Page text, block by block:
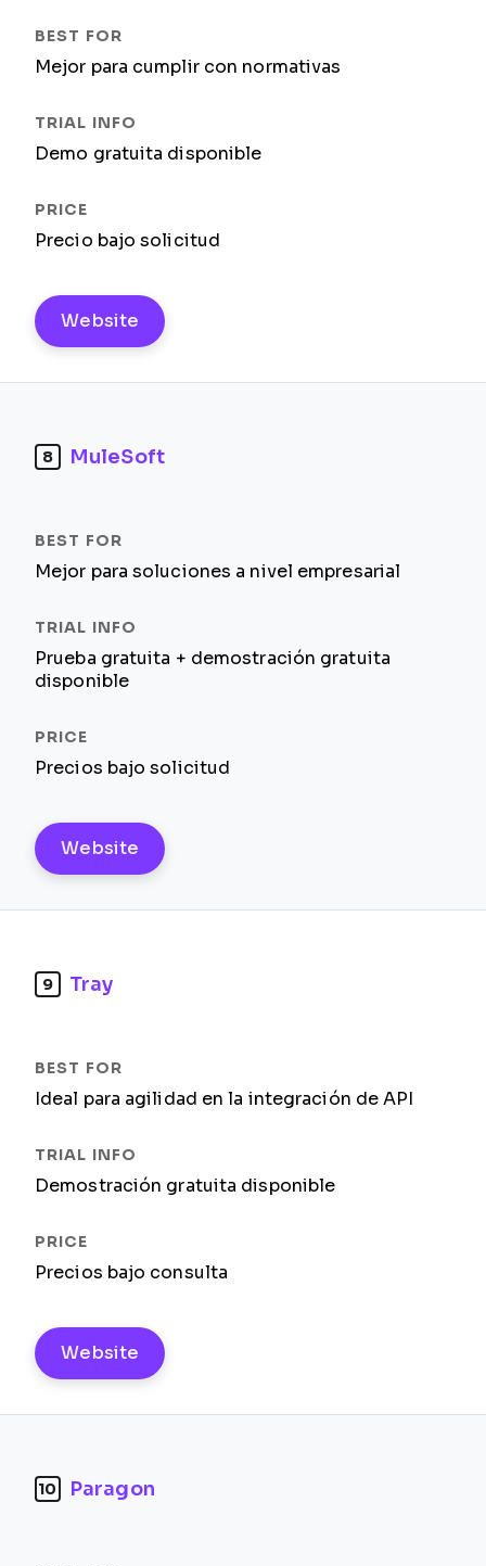
Mejor para cumplir con normativas
Demo gratuita disponible
Precio bajo solicitud
Website
8 MuleSoft
Mejor para soluciones a nivel empresarial
Prueba gratuita + demostración gratuita
disponible
Precios bajo solicitud
Website
9 Tray
Ideal para agilidad en la integración de API
Demostración gratuita disponible
Precios bajo consulta
Website
10 Paragon